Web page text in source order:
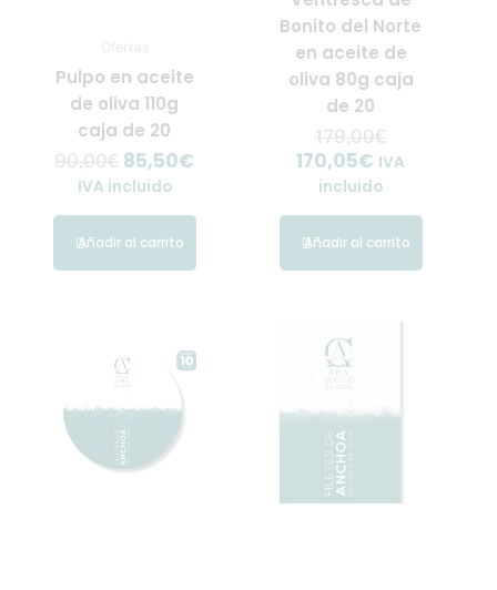
Ofertas
Pulpo en aceite
de oliva 110g
caja de 20
90,00€ 85,50€
IVA incluido
Añadir al carrito
Bonito del Norte
en aceite de
oliva 80g caja
de 20
179,00€
170,05€ IVA
incluido
Añadir al carrito
precio
era:
185,00€.
precio
es:
175,75€.